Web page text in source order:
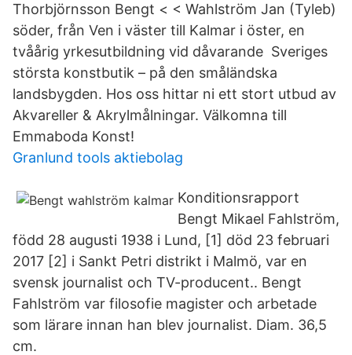
Thorbjörnsson Bengt < < Wahlström Jan (Tyleb)
söder, från Ven i väster till Kalmar i öster, en
tvåårig yrkesutbildning vid dåvarande Sveriges
största konstbutik – på den småländska
landsbygden. Hos oss hittar ni ett stort utbud av
Akvareller & Akrylmålningar. Välkomna till
Emmaboda Konst!
Granlund tools aktiebolag
Konditionsrapport
Bengt Mikael Fahlström,
född 28 augusti 1938 i Lund, [1] död 23 februari
2017 [2] i Sankt Petri distrikt i Malmö, var en
svensk journalist och TV-producent.. Bengt
Fahlström var filosofie magister och arbetade
som lärare innan han blev journalist. Diam. 36,5
cm.